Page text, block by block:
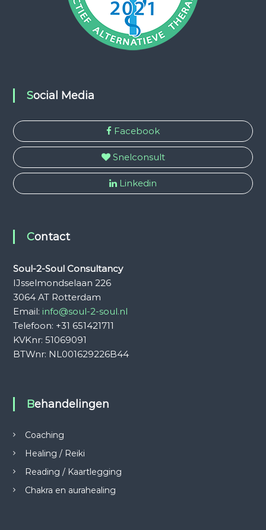
Social Media
Facebook
Snelconsult
Linkedin
Contact
Soul-2-Soul Consultancy
IJsselmondselaan 226
3064 AT Rotterdam
Email: info@soul-2-soul.nl
Telefoon: +31 651421711
KVKnr: 51069091
BTWnr: NL001629226B44
Behandelingen
Coaching
Healing / Reiki
Reading / Kaartlegging
Chakra en aurahealing